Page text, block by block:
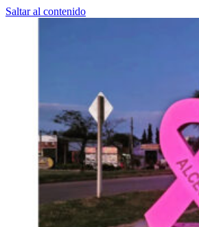
Saltar al contenido